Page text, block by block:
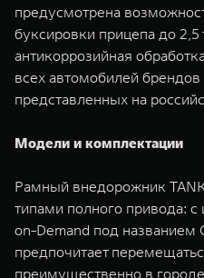
предусмотрена
буксировки прицепа до
антикоррозийная
всех автомобилей
представленных на
Модели и комплектации
Рамный внедорожник
типами полного привода:
on-Demand под названием
предпочитает
преимущественно в